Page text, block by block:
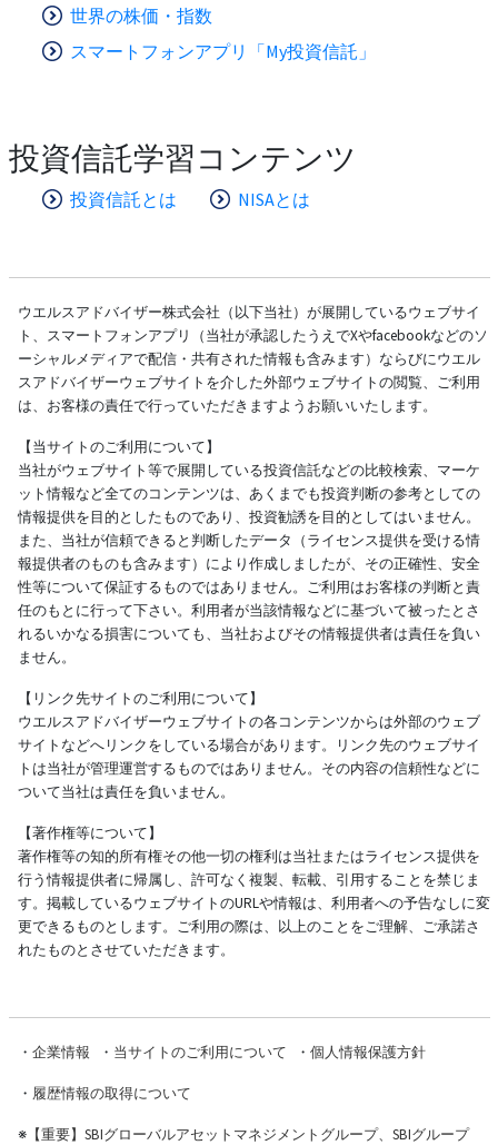
世界の株価・指数
スマートフォンアプリ「My投資信託」
投資信託学習コンテンツ
投資信託とは NISAとは
ウエルスアドバイザー株式会社（以下当社）が展開しているウェブサイ
ト、スマートフォンアプリ（当社が承認したうえでXやfacebookなどのソ
ーシャルメディアで配信・共有された情報も含みます）ならびにウエル
スアドバイザーウェブサイトを介した外部ウェブサイトの閲覧、ご利用
は、お客様の責任で行っていただきますようお願いいたします。
【当サイトのご利用について】
当社がウェブサイト等で展開している投資信託などの比較検索、マーケ
ット情報など全てのコンテンツは、あくまでも投資判断の参考としての
情報提供を目的としたものであり、投資勧誘を目的としてはいません。
また、当社が信頼できると判断したデータ（ライセンス提供を受ける情
報提供者のものも含みます）により作成しましたが、その正確性、安全
性等について保証するものではありません。ご利用はお客様の判断と責
任のもとに行って下さい。利用者が当該情報などに基づいて被ったとさ
れるいかなる損害についても、当社およびその情報提供者は責任を負い
ません。
【リンク先サイトのご利用について】
ウエルスアドバイザーウェブサイトの各コンテンツからは外部のウェブ
サイトなどへリンクをしている場合があります。リンク先のウェブサイ
トは当社が管理運営するものではありません。その内容の信頼性などに
ついて当社は責任を負いません。
【著作権等について】
著作権等の知的所有権その他一切の権利は当社またはライセンス提供を
行う情報提供者に帰属し、許可なく複製、転載、引用することを禁じま
す。掲載しているウェブサイトのURLや情報は、利用者への予告なしに変
更できるものとします。ご利用の際は、以上のことをご理解、ご承諾さ
れたものとさせていただきます。
・ 企業情報 ・ 当サイトのご利用について ・ 個人情報保護方針
・ 履歴情報の取得について
※【重要】SBIグローバルアセットマネジメントグループ、SBIグループ